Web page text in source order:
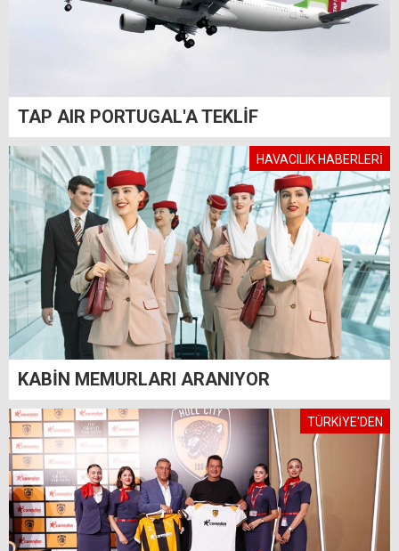
TAP AIR PORTUGAL'A TEKLİF
HAVACILIK HABERLERİ
KABİN MEMURLARI ARANIYOR
TÜRKİYE'DEN